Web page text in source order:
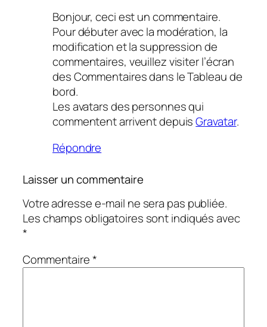
Bonjour, ceci est un commentaire.
Pour débuter avec la modération, la
modification et la suppression de
commentaires, veuillez visiter l’écran
des Commentaires dans le Tableau de
bord.
Les avatars des personnes qui
commentent arrivent depuisGravatar.
Répondre
Laisser un commentaire
Votre adresse e-mail ne sera pas publiée.
Les champs obligatoires sont indiqués avec
*
Commentaire*